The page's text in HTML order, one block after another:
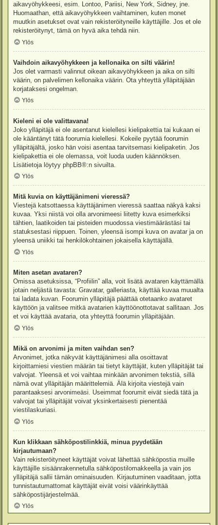
aikavyöhykkeesi, esim. Lontoo, Pariisi, New York, Sidney, jne.
Huomaathan, että aikavyöhykkeen vaihtaminen, kuten monet
muutkin asetukset ovat vain rekisteröityneille käyttäjille. Jos et ole
rekisteröitynyt, tämä on hyvä aika tehdä niin.
Ylös
Vaihdoin aikavyöhykkeen ja kellonaika on silti väärin!
Jos olet varmasti valinnut oikean aikavyöhykkeen ja aika on silti
väärin, on palvelimen kellonaika väärin. Ota yhteyttä ylläpitäjään
korjataksesi ongelman.
Ylös
Kieleni ei ole valittavana!
Joko ylläpitäjä ei ole asentanut kielellesi kielipakettia tai kukaan ei
ole kääntänyt tätä foorumia kielellesi. Kokeile pyytää foorumin
ylläpitäjältä, josko hän voisi asentaa tarvitsemasi kielipaketin. Jos
kielipakettia ei ole olemassa, voit luoda uuden käännöksen.
Lisätietoja löytyy phpBB®:n sivuilta.
Ylös
Mitä kuvia on käyttäjänimeni vieressä?
Viestejä katsottaessa käyttäjänimen vieressä saattaa näkyä kaksi
kuvaa. Yksi niistä voi olla arvonimeesi liitetty kuva esimerkiksi
tähtien, laatikoiden tai pisteiden muodossa viestimäärästäsi tai
statuksestasi riippuen. Toinen, yleensä isompi kuva on avatar ja on
yleensä uniikki tai henkilökohtainen jokaisella käyttäjällä.
Ylös
Miten asetan avataren?
Omissa asetuksissa, “Profiilin” alla, voit lisätä avataren käyttämällä
jotain neljästä tavasta: Gravatar, galleriasta, käyttää kuvaa muualta
tai ladata kuvan. Foorumin ylläpitäjä päättää otetaanko avataret
käyttöön ja valitsee mitkä avatarien käyttöönottotavat sallitaan. Jos
et voi käyttää avataria, ota yhteyttä foorumin ylläpitäjään.
Ylös
Mikä on arvonimi ja miten vaihdan sen?
Arvonimet, jotka näkyvät käyttäjänimesi alla osoittavat
kirjoittamiesi viestien määrän tai tietyt käyttäjät, kuten ylläpitäjät tai
valvojat. Yleensä et voi vaihtaa minkään arvonimen tekstiä, sillä
nämä ovat ylläpitäjän määrittelemiä. Älä kirjoita viestejä vain
parantaaksesi arvonimeäsi. Useimmat foorumit eivät siedä tätä ja
valvojat tai ylläpitäjät voivat yksinkertaisesti pienentää
viestilaskuriasi.
Ylös
Kun klikkaan sähköpostilinkkiä, minua pyydetään
kirjautumaan?
Vain rekisteröityneet käyttäjät voivat lähettää sähköpostia muille
käyttäjille sisäänrakennetulla sähköpostilomakkeella ja vain jos
ylläpitäjä sallii tämän ominaisuuden. Kirjautuminen vaaditaan, jotta
tunnistautumattomat käyttäjät eivät voisi väärinkäyttää
sähköpostijärjestelmää.
Ylös